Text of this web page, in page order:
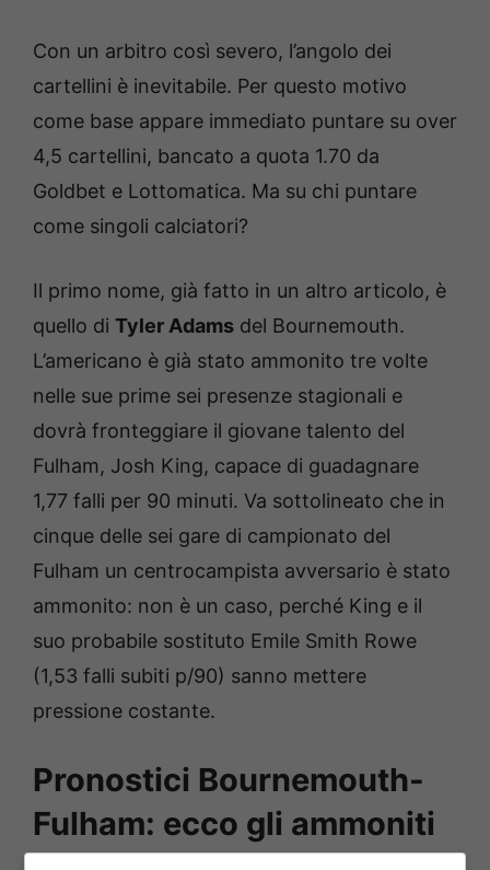
Con un arbitro così severo, l’angolo dei
cartellini è inevitabile. Per questo motivo
come base appare immediato puntare su over
4,5 cartellini, bancato a quota 1.70 da
Goldbet e Lottomatica. Ma su chi puntare
come singoli calciatori?
Il primo nome, già fatto in un altro articolo, è
quello di Tyler Adams del Bournemouth.
L’americano è già stato ammonito tre volte
nelle sue prime sei presenze stagionali e
dovrà fronteggiare il giovane talento del
Fulham, Josh King, capace di guadagnare
1,77 falli per 90 minuti. Va sottolineato che in
cinque delle sei gare di campionato del
Fulham un centrocampista avversario è stato
ammonito: non è un caso, perché King e il
suo probabile sostituto Emile Smith Rowe
(1,53 falli subiti p/90) sanno mettere
pressione costante.
Pronostici Bournemouth-
Fulham: ecco gli ammoniti